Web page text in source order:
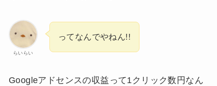
らいらい
ってなんでやねん!!
Googleアドセンスの収益って1クリック数円なん